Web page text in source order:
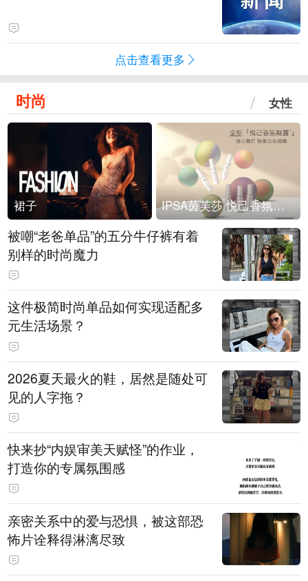
点击查看更多
时尚 女性
裙子 IPSA茵芙莎 悦己香氛凝露上市
被嘲“老爸单品”的五分牛仔裤有着
别样的时尚魔力
这件极简时尚单品如何实现适配多
元生活场景？
2026夏天最火的鞋，居然是随处可
见的人字拖？
快来抄“内娱审美天赋怪”的作业，
打造你的专属氛围感
亲密关系中的爱与恐惧，被这部恐
怖片诠释得淋漓尽致